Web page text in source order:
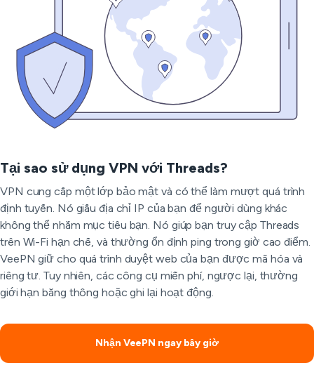
Tại sao sử dụng VPN với Threads?
VPN cung cấp một lớp bảo mật và có thể làm mượt quá trình
định tuyến. Nó giấu địa chỉ IP của bạn để người dùng khác
không thể nhắm mục tiêu bạn. Nó giúp bạn truy cập Threads
trên Wi-Fi hạn chế, và thường ổn định ping trong giờ cao điểm.
VeePN giữ cho quá trình duyệt web của bạn được mã hóa và
riêng tư. Tuy nhiên, các công cụ miễn phí, ngược lại, thường
giới hạn băng thông hoặc ghi lại hoạt động.
Nhận VeePN ngay bây giờ